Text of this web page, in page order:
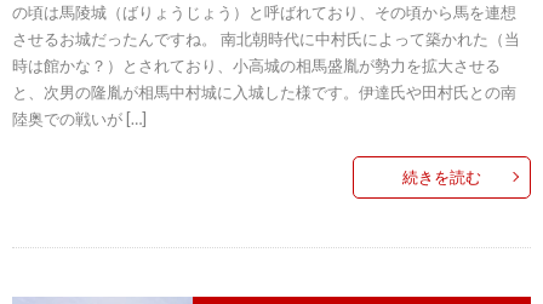
の頃は馬陵城（ばりょうじょう）と呼ばれており、その頃から馬を連想
させるお城だったんですね。 南北朝時代に中村氏によって築かれた（当
時は館かな？）とされており、小高城の相馬盛胤が勢力を拡大させる
と、次男の隆胤が相馬中村城に入城した様です。伊達氏や田村氏との南
陸奥での戦いが […]
続きを読む